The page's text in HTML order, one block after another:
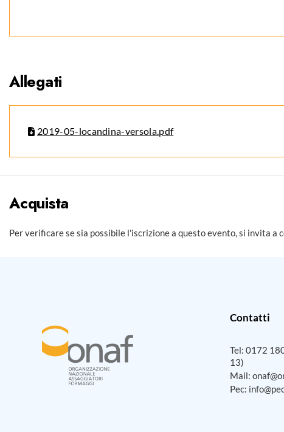
Allegati
2019-05-locandina-versola.pdf
Acquista
Per verificare se sia possibile l'iscrizione a questo evento, si invita
Contatti
Tel: 0172
13)
Mail:
Pec: